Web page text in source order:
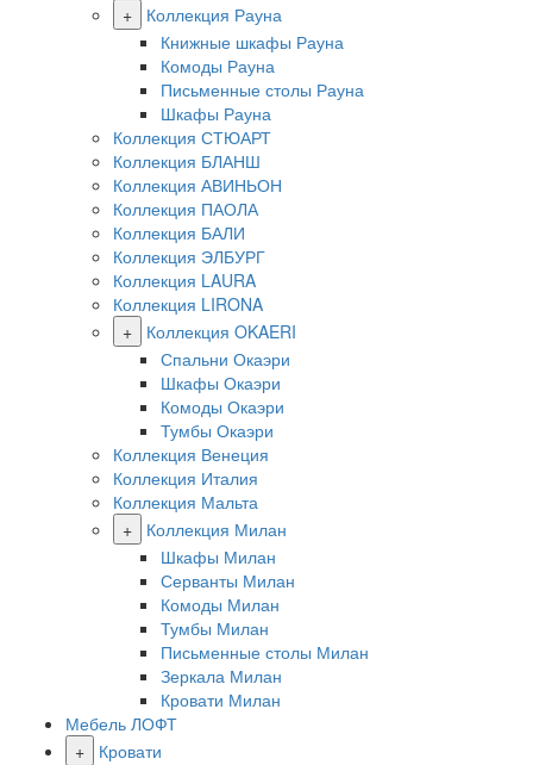
+
Коллекция Рауна
Книжные шкафы Рауна
Комоды Рауна
Письменные столы Рауна
Шкафы Рауна
Коллекция СТЮАРТ
Коллекция БЛАНШ
Коллекция АВИНЬОН
Коллекция ПАОЛА
Коллекция БАЛИ
Коллекция ЭЛБУРГ
Коллекция LAURA
Коллекция LIRONA
+
Коллекция OKAERI
Спальни Окаэри
Шкафы Окаэри
Комоды Окаэри
Тумбы Окаэри
Коллекция Венеция
Коллекция Италия
Коллекция Мальта
+
Коллекция Милан
Шкафы Милан
Серванты Милан
Комоды Милан
Тумбы Милан
Письменные столы Милан
Зеркала Милан
Кровати Милан
Мебель ЛОФТ
+
Кровати